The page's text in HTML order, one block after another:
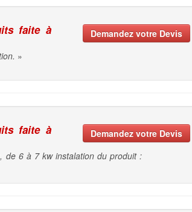
faite à
Demandez votre Devis
»
faite à
Demandez votre Devis
de 6 à 7 kw instalation du produit :